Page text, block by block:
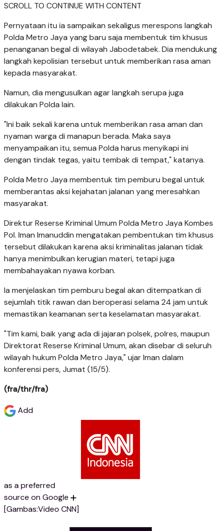
SCROLL TO CONTINUE WITH CONTENT
Pernyataan itu ia sampaikan sekaligus merespons langkah
Polda Metro Jaya yang baru saja membentuk tim khusus
penanganan begal di wilayah Jabodetabek. Dia mendukung
langkah kepolisian tersebut untuk memberikan rasa aman
kepada masyarakat.
Namun, dia mengusulkan agar langkah serupa juga
dilakukan Polda lain.
"Ini baik sekali karena untuk memberikan rasa aman dan
nyaman warga di manapun berada. Maka saya
menyampaikan itu, semua Polda harus menyikapi ini
dengan tindak tegas, yaitu tembak di tempat," katanya.
Polda Metro Jaya membentuk tim pemburu begal untuk
memberantas aksi kejahatan jalanan yang meresahkan
masyarakat.
Direktur Reserse Kriminal Umum Polda Metro Jaya Kombes
Pol. Iman Imanuddin mengatakan pembentukan tim khusus
tersebut dilakukan karena aksi kriminalitas jalanan tidak
hanya menimbulkan kerugian materi, tetapi juga
membahayakan nyawa korban.
Ia menjelaskan tim pemburu begal akan ditempatkan di
sejumlah titik rawan dan beroperasi selama 24 jam untuk
memastikan keamanan serta keselamatan masyarakat.
"Tim kami, baik yang ada di jajaran polsek, polres, maupun
Direktorat Reserse Kriminal Umum, akan disebar di seluruh
wilayah hukum Polda Metro Jaya," ujar Iman dalam
konferensi pers, Jumat (15/5).
(fra/thr/fra)
Add
as a preferred
source on Google
[Gambas:Video CNN]